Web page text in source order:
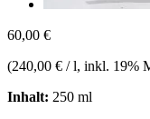
60,00 €
(240,00 € / l, inkl. 19%
Inhalt: 250 ml